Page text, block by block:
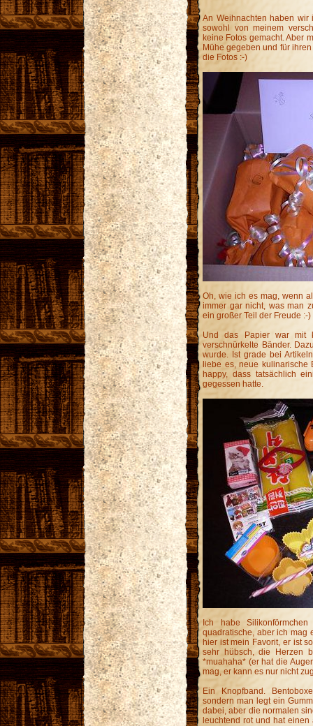
An Weihnachten haben wir
sowohl von meinem
keine Fotos gemacht. Aber
Mühe gegeben und für
die Fotos :-)
Oh, wie ich es mag, wenn
immer gar nicht, was man
ein großer Teil der Freude :-)
Und das Papier war mit
verschnürkelte Bänder.
wurde. Ist grade bei
liebe es, neue kulinarische
happy, dass tatsächlich
gegessen hatte.
Ich habe
quadratische, aber ich mag
hier ist mein Favorit, er ist
sehr hübsch, die Herzen
*muahaha* (er hat die
mag, er kann es nur nicht
Ein Knopfband.
sondern man legt ein
dabei, aber die normalen
leuchtend rot und hat einen